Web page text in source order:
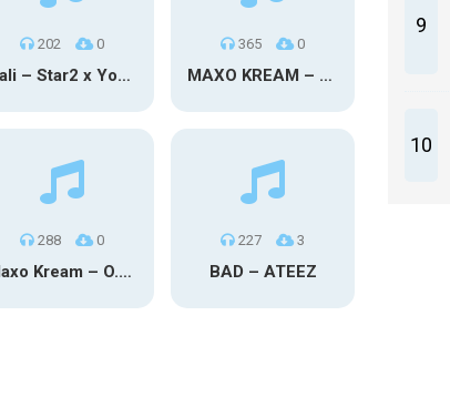
202 0
Cali – Star2 x Young Henny
365 0
MAXO KREAM – 6 MONTHS CLEAN
288 0
Maxo Kream – O.Y.N
227 3
BAD – ATEEZ
9
10